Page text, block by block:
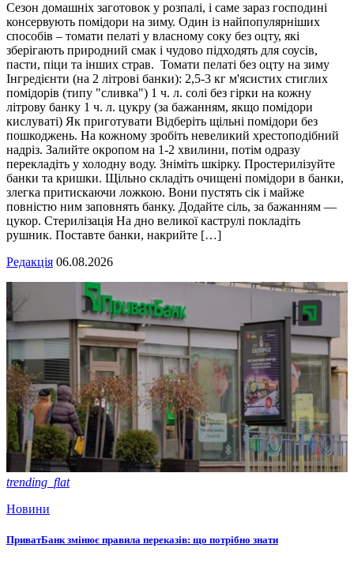
Сезон домашніх заготовок у розпалі, і саме зараз господині
консервують помідори на зиму. Один із найпопулярніших
способів – томати пелаті у власному соку без оцту, які
зберігають природний смак і чудово підходять для соусів,
пасти, піци та інших страв. Томати пелаті без оцту на зиму
Інгредієнти (на 2 літрові банки): 2,5-3 кг м'ясистих стиглих
помідорів (типу "сливка") 1 ч. л. солі без гірки на кожну
літрову банку 1 ч. л. цукру (за бажанням, якщо помідори
кислуваті) Як приготувати Відберіть щільні помідори без
пошкоджень. На кожному зробіть невеликий хрестоподібний
надріз. Залийте окропом на 1-2 хвилини, потім одразу
перекладіть у холодну воду. Зніміть шкірку. Простерилізуйте
банки та кришки. Щільно складіть очищені помідори в банки,
злегка притискаючи ложкою. Вони пустять сік і майже
повністю ним заповнять банку. Додайте сіль, за бажанням —
цукор. Стерилізація На дно великої каструлі покладіть
рушник. Поставте банки, накрийте […]
Редакція 06.08.2026
trending_flat
Новини
ПриватБанк змінює правила переказів: що потрібно знати